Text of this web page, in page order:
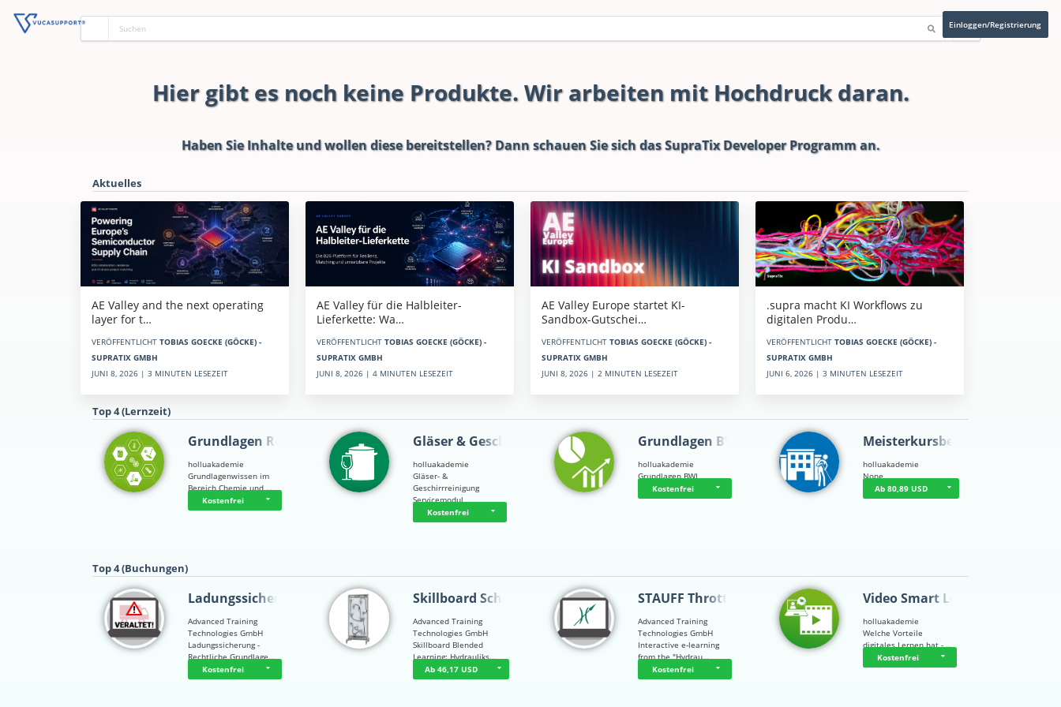
Einloggen/Registrierung
Hier gibt es noch keine Produkte. Wir arbeiten mit Hochdruck daran.
Haben Sie Inhalte und wollen diese bereitstellen? Dann schauen Sie sich dasSupraTix Developer Programman.
Aktuelles
AE Valley and the next operating
layer for t…
VERÖFFENTLICHT TOBIAS GOECKE (GÖCKE) -
SUPRATIX GMBH
JUNI 8, 2026 | 3 MINUTEN LESEZEIT
AE Valley für die Halbleiter-
Lieferkette: Wa…
VERÖFFENTLICHT TOBIAS GOECKE (GÖCKE) -
SUPRATIX GMBH
JUNI 8, 2026 | 4 MINUTEN LESEZEIT
AE Valley Europe startet KI-
Sandbox-Gutschei…
VERÖFFENTLICHT TOBIAS GOECKE (GÖCKE) -
SUPRATIX GMBH
JUNI 8, 2026 | 2 MINUTEN LESEZEIT
.supra macht KI Workflows zu
digitalen Produ…
VERÖFFENTLICHT TOBIAS GOECKE (GÖCKE) -
SUPRATIX GMBH
JUNI 6, 2026 | 3 MINUTEN LESEZEIT
Top 4 (Lernzeit)
Grundlagen Rein…
holluakademie
Grundlagenwissen im
Bereich Chemie und …
Kostenfrei
Gläser & Geschi…
holluakademie
Gläser- &
Geschirrreinigung
Servicemodul
Kostenfrei
Grundlagen BWL
holluakademie
Grundlagen BWL
Kostenfrei
Meisterkursbegl…
holluakademie
None
Ab 80,89 USD
Top 4 (Buchungen)
Ladungssicherung
Advanced Training
Technologies GmbH
Ladungssicherung -
Rechtliche Grundlage…
Kostenfrei
Skillboard Schl…
Advanced Training
Technologies GmbH
Skillboard Blended
Learning: Hydrauliks…
Ab 46,17 USD
STAUFF Throttle…
Advanced Training
Technologies GmbH
Interactive e-learning
from the "Hydrau…
Kostenfrei
Video Smart Lea…
holluakademie
Welche Vorteile
digitales Lernen hat - …
Kostenfrei